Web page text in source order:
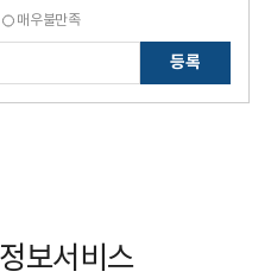
매우불만족
등록
보서비스